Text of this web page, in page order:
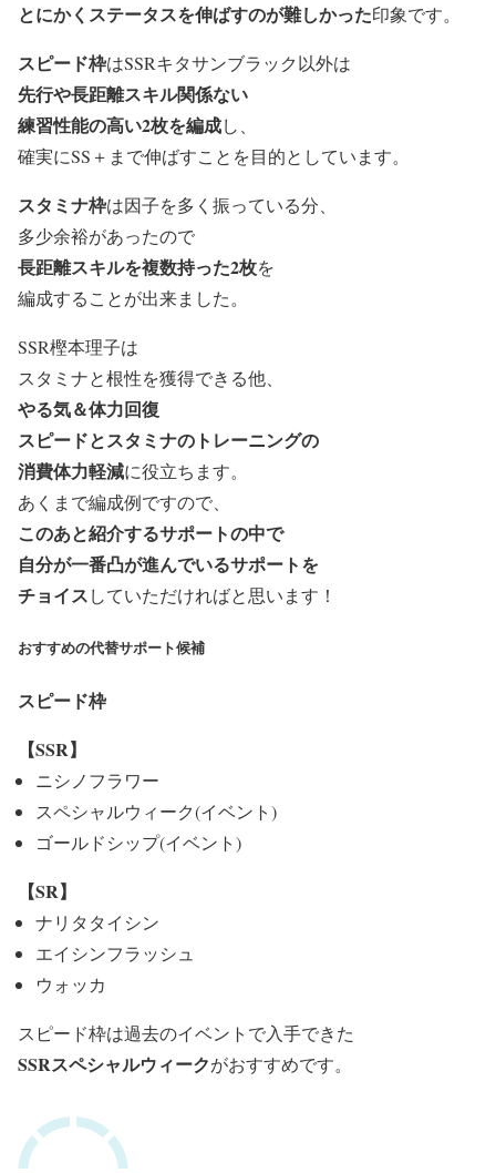
とにかくステータスを伸ばすのが難しかった印象です。
スピード枠はSSRキタサンブラック以外は
先行や長距離スキル関係ない
練習性能の高い2枚を編成し、
確実にSS＋まで伸ばすことを目的としています。
スタミナ枠は因子を多く振っている分、
多少余裕があったので
長距離スキルを複数持った2枚を
編成することが出来ました。
SSR樫本理子は
スタミナと根性を獲得できる他、
やる気＆体力回復
スピードとスタミナのトレーニングの
消費体力軽減に役立ちます。
あくまで編成例ですので、
このあと紹介するサポートの中で
自分が一番凸が進んでいるサポートを
チョイスしていただければと思います！
おすすめの代替サポート候補
スピード枠
【SSR】
ニシノフラワー
スペシャルウィーク(イベント)
ゴールドシップ(イベント)
【SR】
ナリタタイシン
エイシンフラッシュ
ウォッカ
スピード枠は過去のイベントで入手できた
SSRスペシャルウィークがおすすめです。